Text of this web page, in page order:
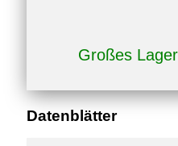
Großes
Datenblätter